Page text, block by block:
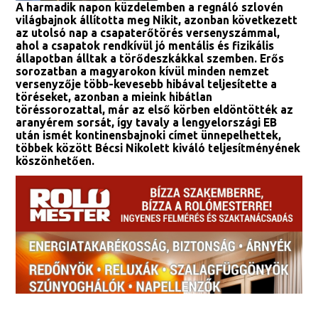
A harmadik napon küzdelemben a regnáló szlovén
világbajnok állította meg Nikit, azonban következett
az utolsó nap a csapaterőtörés versenyszámmal,
ahol a csapatok rendkívül jó mentális és fizikális
állapotban álltak a törődeszkákkal szemben. Erős
sorozatban a magyarokon kívül minden nemzet
versenyzője több-kevesebb hibával teljesítette a
töréseket, azonban a mieink hibátlan
töréssorozattal, már az első körben eldöntötték az
aranyérem sorsát, így tavaly a lengyelországi EB
után ismét kontinensbajnoki címet ünnepelhettek,
többek között Bécsi Nikolett kiváló teljesítményének
köszönhetően.